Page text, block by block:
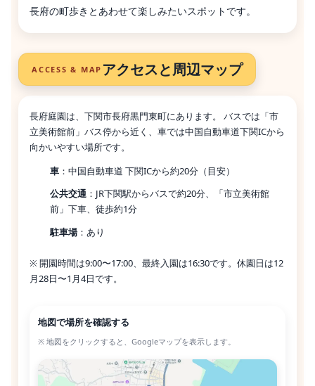
長府の町歩きとあわせて楽しみたいスポットです。
ACCESS & MAP アクセスと周辺マップ
長府庭園は、下関市長府黒門東町にあります。 バスでは「市
立美術館前」バス停から近く、車では中国自動車道下関ICから
向かいやすい場所です。
車：中国自動車道 下関ICから約20分（目安）
公共交通：JR下関駅からバスで約20分、「市立美術館
前」下車、徒歩約1分
駐車場：あり
※ 開園時間は9:00〜17:00、最終入園は16:30です。休園日は12
月28日〜1月4日です。
地図で場所を確認する
※ 地図をクリックすると、Googleマップを表示します。